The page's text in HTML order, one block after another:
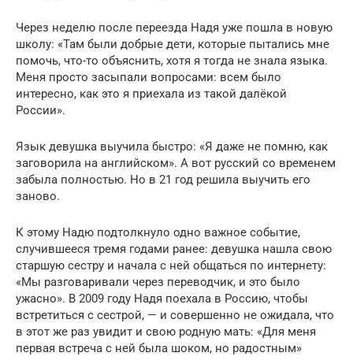
Через неделю после переезда Надя уже пошла в новую
школу: «Там были добрые дети, которые пытались мне
помочь, что-то объяснить, хотя я тогда не знала языка.
Меня просто засыпали вопросами: всем было
интересно, как это я приехала из такой далёкой
России».
Язык девушка выучила быстро: «Я даже не помню, как
заговорила на английском». А вот русский со временем
забыла полностью. Но в 21 год решила выучить его
заново.
К этому Надю подтолкнуло одно важное событие,
случившееся тремя годами ранее: девушка нашла свою
старшую сестру и начала с ней общаться по интернету:
«Мы разговаривали через переводчик, и это было
ужасно». В 2009 году Надя поехала в Россию, чтобы
встретиться с сестрой, — и совершенно не ожидала, что
в этот же раз увидит и свою родную мать: «Для меня
первая встреча с ней была шоком, но радостным»